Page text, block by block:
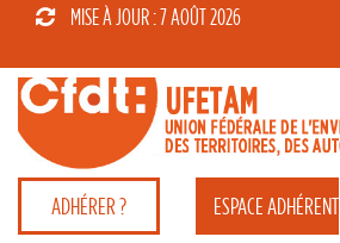
MISE À JOUR : 7 AOÛT 2026
ADHÉRER ? ESPACEADHÉRENT